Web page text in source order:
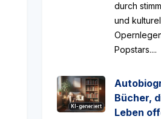
durch
und
Popstars....
KI-generiert
Bücher,
Leben